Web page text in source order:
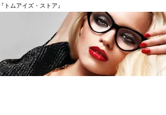
ムアイズ・ストア』